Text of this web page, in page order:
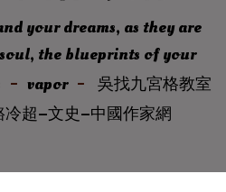
your dreams, as they are
the blueprints of your
vapor
吳找九宮格教室
超–文史–中國作家網